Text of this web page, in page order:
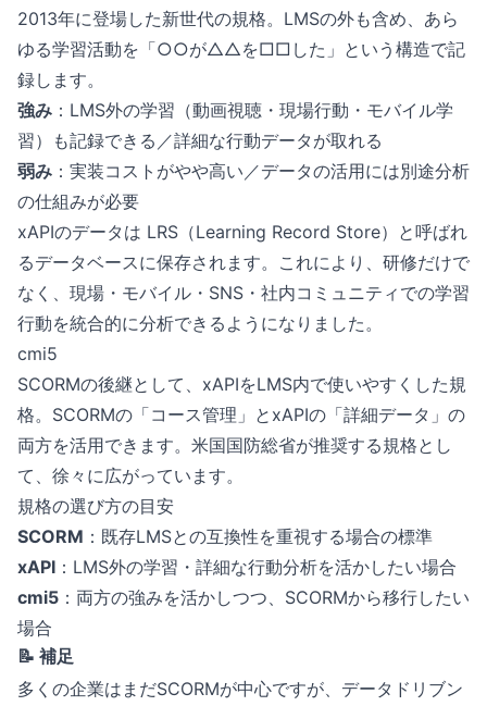
2013年に登場した新世代の規格。LMSの外も含め、あら
ゆる学習活動を「○○が△△を□□した」という構造で記
録します。
強み ：LMS外の学習（動画視聴・現場行動・モバイル学
習）も記録できる／詳細な行動データが取れる
弱み ：実装コストがやや高い／データの活用には別途分析
の仕組みが必要
xAPIのデータは LRS（Learning Record Store）と呼ばれ
るデータベースに保存されます。これにより、研修だけで
なく、現場・モバイル・SNS・社内コミュニティでの学習
行動を統合的に分析できるようになりました。
cmi5
SCORMの後継として、xAPIをLMS内で使いやすくした規
格。SCORMの「コース管理」とxAPIの「詳細データ」の
両方を活用できます。米国国防総省が推奨する規格とし
て、徐々に広がっています。
規格の選び方の目安
SCORM ：既存LMSとの互換性を重視する場合の標準
xAPI ：LMS外の学習・詳細な行動分析を活かしたい場合
cmi5 ：両方の強みを活かしつつ、SCORMから移行したい
場合
📝 補足
多くの企業はまだSCORMが中心ですが、データドリブン